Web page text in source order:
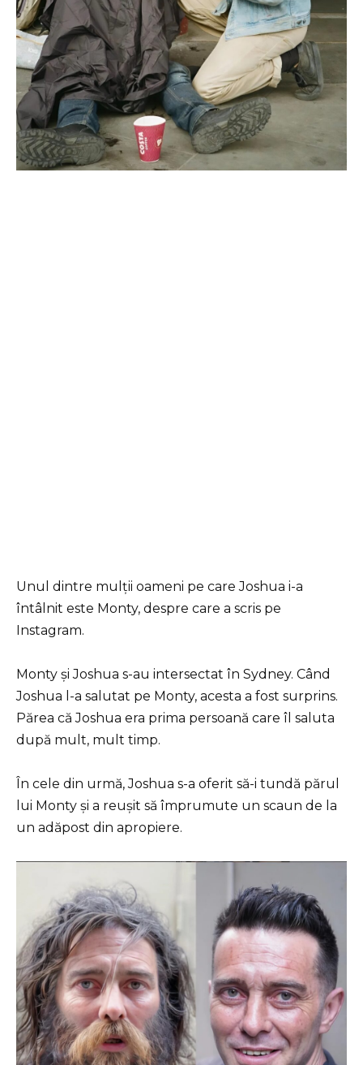
Unul dintre mulții oameni pe care Joshua i-a
întâlnit este Monty, despre care a scris pe
Instagram.
Monty și Joshua s-au intersectat în Sydney. Când
Joshua l-a salutat pe Monty, acesta a fost surprins.
Părea că Joshua era prima persoană care îl saluta
după mult, mult timp.
În cele din urmă, Joshua s-a oferit să-i tundă părul
lui Monty și a reușit să împrumute un scaun de la
un adăpost din apropiere.